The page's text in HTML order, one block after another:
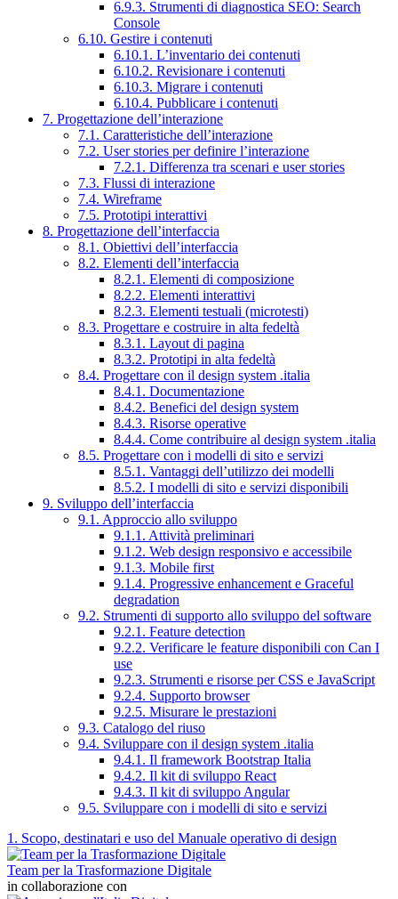
6.9.3. Strumenti di diagnostica SEO: Search
Console
6.10. Gestire i contenuti
6.10.1. L’inventario dei contenuti
6.10.2. Revisionare i contenuti
6.10.3. Migrare i contenuti
6.10.4. Pubblicare i contenuti
7. Progettazione dell’interazione
7.1. Caratteristiche dell’interazione
7.2. User stories per definire l’interazione
7.2.1. Differenza tra scenari e user stories
7.3. Flussi di interazione
7.4. Wireframe
7.5. Prototipi interattivi
8. Progettazione dell’interfaccia
8.1. Obiettivi dell’interfaccia
8.2. Elementi dell’interfaccia
8.2.1. Elementi di composizione
8.2.2. Elementi interattivi
8.2.3. Elementi testuali (microtesti)
8.3. Progettare e costruire in alta fedeltà
8.3.1. Layout di pagina
8.3.2. Prototipi in alta fedeltà
8.4. Progettare con il design system .italia
8.4.1. Documentazione
8.4.2. Benefici del design system
8.4.3. Risorse operative
8.4.4. Come contribuire al design system .italia
8.5. Progettare con i modelli di sito e servizi
8.5.1. Vantaggi dell’utilizzo dei modelli
8.5.2. I modelli di sito e servizi disponibili
9. Sviluppo dell’interfaccia
9.1. Approccio allo sviluppo
9.1.1. Attività preliminari
9.1.2. Web design responsivo e accessibile
9.1.3. Mobile first
9.1.4. Progressive enhancement e Graceful
degradation
9.2. Strumenti di supporto allo sviluppo del software
9.2.1. Feature detection
9.2.2. Verificare le feature disponibili con Can I
use
9.2.3. Strumenti e risorse per CSS e JavaScript
9.2.4. Supporto browser
9.2.5. Misurare le prestazioni
9.3. Catalogo del riuso
9.4. Sviluppare con il design system .italia
9.4.1. Il framework Bootstrap Italia
9.4.2. Il kit di sviluppo React
9.4.3. Il kit di sviluppo Angular
9.5. Sviluppare con i modelli di sito e servizi
1. Scopo, destinatari e uso del Manuale operativo di design
Team per la Trasformazione Digitale
in collaborazione con